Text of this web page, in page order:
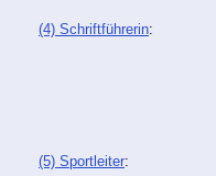
(4) Schriftführerin:
(5) Sportleiter: